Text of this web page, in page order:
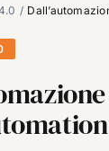
DI REDAZIONE